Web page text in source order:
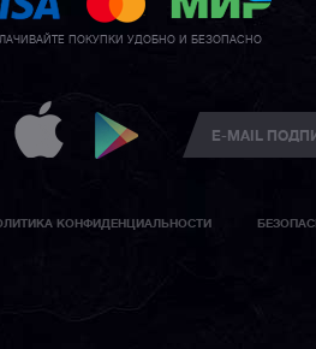
ПОКУПКИ УДОБНО И БЕЗОПАСНО
КОНФИДЕНЦИАЛЬНОСТИ